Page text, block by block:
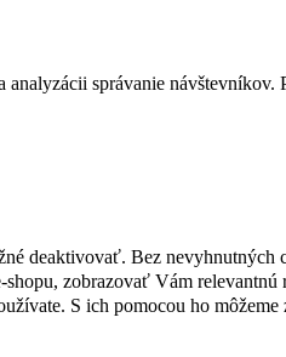
správanie návštevníkov.
deaktivovať. Bez
zobrazovať Vám
S ich pomocou ho môžeme